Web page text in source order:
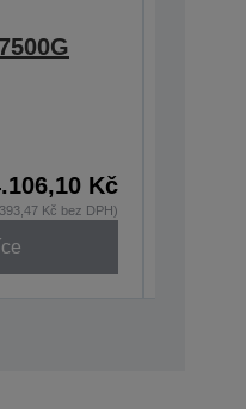
Kč
Kč bez DPH)